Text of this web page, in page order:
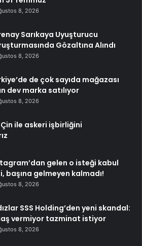
8, 2026
Sarıkaya Uyuşturucu
Gözaltına Alındı
8, 2026
de çok sayıda mağazası
dev marka satılıyor
8, 2026
ile askeri işbirliğini
gelen o isteği kabul
başına gelmeyen kalmadı!
8, 2026
SSS Holding’den yeni skandal:
vermiyor tazminat istiyor
8, 2026